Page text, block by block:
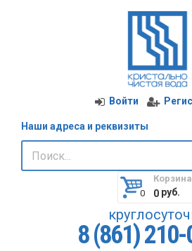
Войти
Наши адреса и реквизиты
Корзина
0руб.
8 (861)